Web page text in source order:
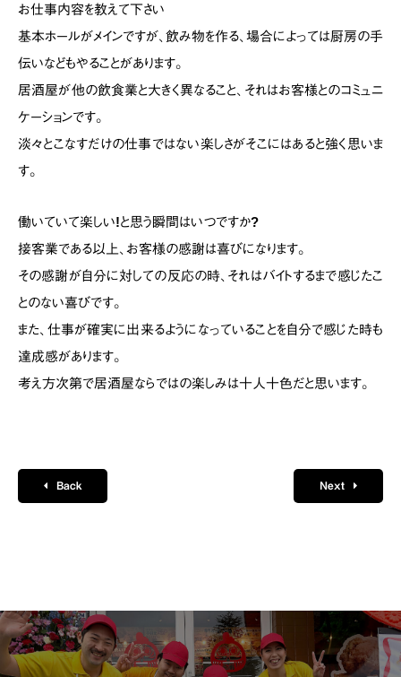
お仕事内容を教えて下さい
基本ホールがメインですが、飲み物を作る、場合によっては厨房の手
伝いなどもやることがあります。
居酒屋が他の飲食業と大きく異なること、それはお客様とのコミュニ
ケーションです。
淡々とこなすだけの仕事ではない楽しさがそこにはあると強く思いま
す。
働いていて楽しい!と思う瞬間はいつですか?
接客業である以上、お客様の感謝は喜びになります。
その感謝が自分に対しての反応の時、それはバイトするまで感じたこ
とのない喜びです。
また、仕事が確実に出来るようになっていることを自分で感じた時も
達成感があります。
考え方次第で居酒屋ならではの楽しみは十人十色だと思います。
Back Next